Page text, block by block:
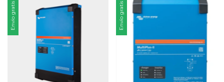
Envío gratis Envío gratis